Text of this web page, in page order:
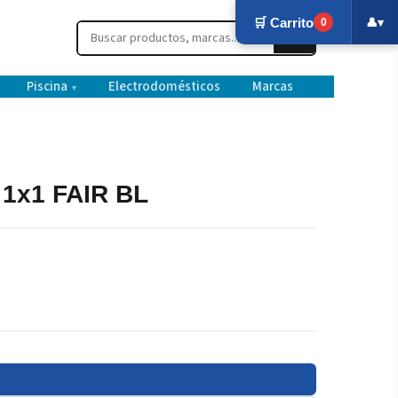
Piscina ▾ Electrodomésticos Marcas
FAIR BL
🛒 Carrito 0 👤▾